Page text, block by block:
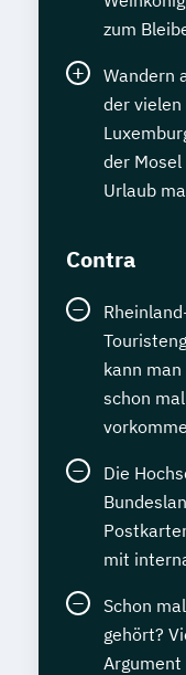
zum
Wandern
der vielen
der
Urlaub
Contra
kann
schon
Die
mit
Schon
gehört?